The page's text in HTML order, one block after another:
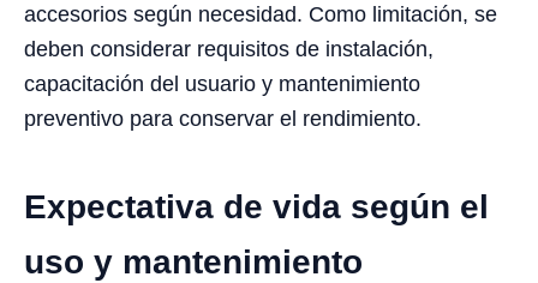
accesorios según necesidad. Como limitación, se
deben considerar requisitos de instalación,
capacitación del usuario y mantenimiento
preventivo para conservar el rendimiento.
Expectativa de vida según el
uso y mantenimiento